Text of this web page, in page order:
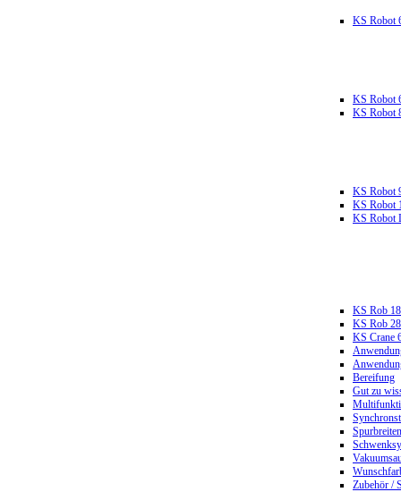
KS Robot
KS Robot
KS Robot
KS Robot
KS Robot
KS Robot
KS Rob
KS Rob
KS Crane
Bereifung
Gut zu
Zubehör /